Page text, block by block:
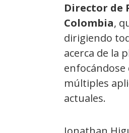
Director de
Colombia,
dirigiendo
acerca de la
múltiples
actuales.